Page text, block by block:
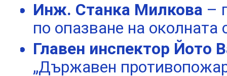
Инж. Станка Милкова –
по опазване на околната
Главен инспектор Йото
„Държавен